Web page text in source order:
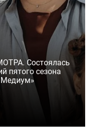
Состоялась
пятого сезона
Медиум»